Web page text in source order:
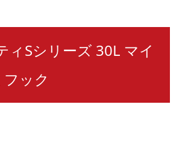
ィSシリーズ 30L マイ
ック